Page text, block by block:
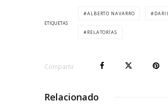
ETIQUETAS
ALBERTO NAVARRO
RELATORÍAS
Compartir
Relacionado